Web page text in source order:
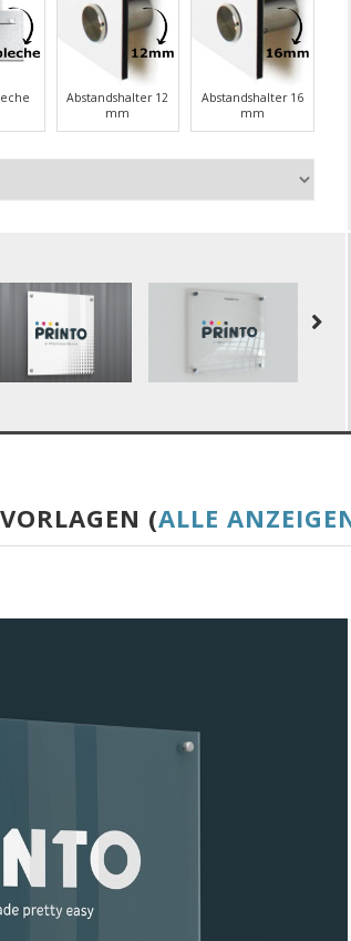
Abstandshalter 12
mm
Abstandshalter 16
mm
(ALLE